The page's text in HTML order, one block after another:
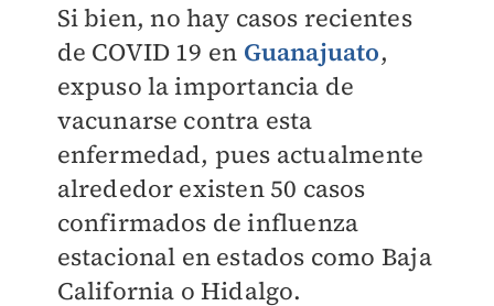
Si bien, no hay casos recientes
de COVID 19 en Guanajuato,
expuso la importancia de
vacunarse contra esta
enfermedad, pues actualmente
alrededor existen 50 casos
confirmados de influenza
estacional en estados como Baja
California o Hidalgo.